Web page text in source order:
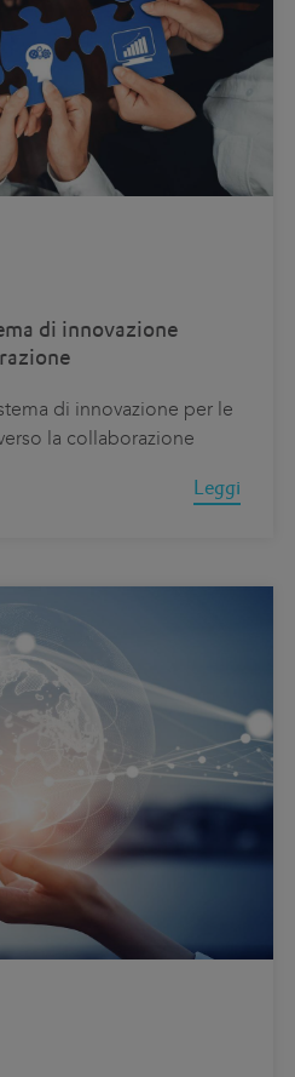
di innovazione
di innovazione per le
la collaborazione
Leggi